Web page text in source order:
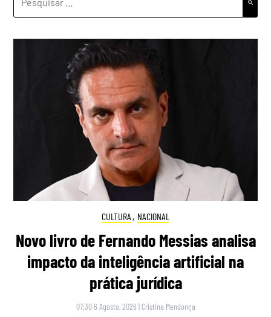
POR:
CULTURA , NACIONAL
Novo livro de Fernando Messias analisa
impacto da inteligência artificial na
prática jurídica
07:30 6 Agosto, 2026 | Cristina Mendonça